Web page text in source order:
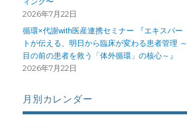
2026年7月22日
循環×代謝with医産連携セミナー 『エキスパー
トが伝える、明日から臨床が変わる患者管理 ～
目の前の患者を救う「体外循環」の核心～』
2026年7月22日
月別カレンダー